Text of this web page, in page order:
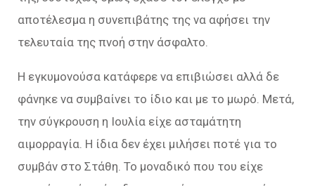
αποτέλεσμα η συνεπιβάτης της να αφήσει την
τελευταία της πνοή στην άσφαλτο.
Η εγκυμονούσα κατάφερε να επιβιώσει αλλά δε
φάνηκε να συμβαίνει το ίδιο και με το μωρό. Μετά,
την σύγκρουση η Ιουλία είχε ασταμάτητη
αιμορραγία. Η ίδια δεν έχει μιλήσει ποτέ για το
συμβάν στο Στάθη. Το μοναδικό που του είχε